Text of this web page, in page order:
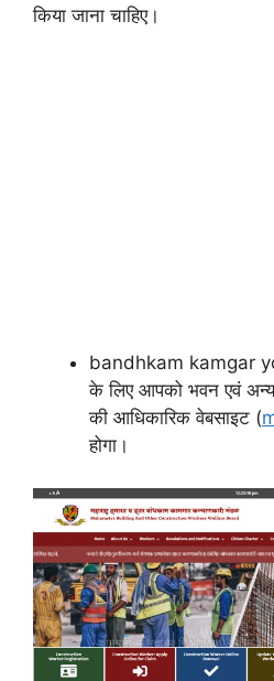
किया जाना चाहिए।
bandhkam kamgar
के लिए आपको भवन एवं अन्य
की आधिकारिक वेबसाइट (
होगा।